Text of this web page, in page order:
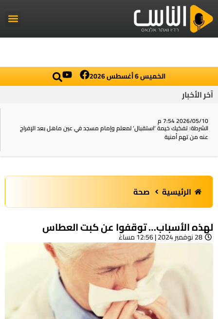
الخميس 6 أغسطس 2026
آخر الأخبار
2026/05/10 7:54 م
الشرطة: تفكيك خيمة ‘استقبال‘ لمعلم وإمام مسجد في عين ماهل بعد الإفراج
عنه من تهم أمنية
الرئيسية صحة
لهذه الأسباب… توقفوا عن كبت العطاس
28 نوفمبر 2024 | 12:56 مساءً